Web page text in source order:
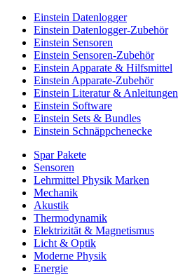
Einstein Datenlogger
Einstein Datenlogger-Zubehör
Einstein Sensoren
Einstein Sensoren-Zubehör
Einstein Apparate & Hilfsmittel
Einstein Apparate-Zubehör
Einstein Literatur & Anleitungen
Einstein Software
Einstein Sets & Bundles
Einstein Schnäppchenecke
Spar Pakete
Sensoren
Lehrmittel Physik Marken
Mechanik
Akustik
Thermodynamik
Elektrizität & Magnetismus
Licht & Optik
Moderne Physik
Energie